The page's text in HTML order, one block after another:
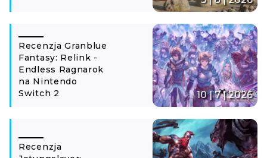
Recenzja Granblue
Fantasy: Relink -
Endless Ragnarok
na Nintendo
Switch 2
10 | 7 | 2026
Recenzja